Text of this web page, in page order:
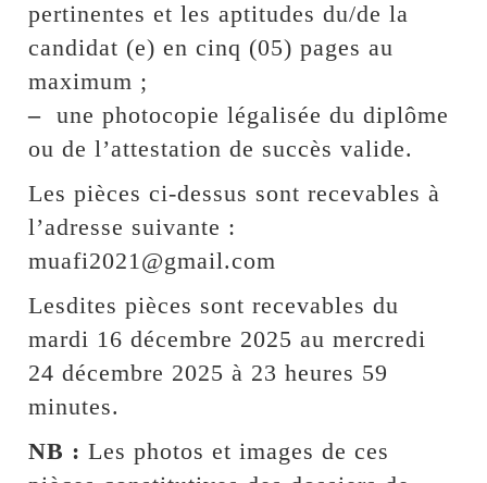
pertinentes et les aptitudes du/de la
candidat (e) en cinq (05) pages au
maximum ;
– une photocopie légalisée du diplôme
ou de l’attestation de succès valide.
Les pièces ci-dessus sont recevables à
l’adresse suivante :
muafi2021@gmail.com
Lesdites pièces sont recevables du
mardi 16 décembre 2025 au mercredi
24 décembre 2025 à 23 heures 59
minutes.
NB : Les photos et images de ces